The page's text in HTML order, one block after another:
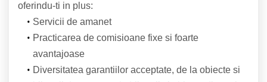
oferindu-ti in plus:
Servicii de amanet
Practicarea de comisioane fixe si foarte
avantajoase
Diversitatea garantiilor acceptate, de la obiecte si